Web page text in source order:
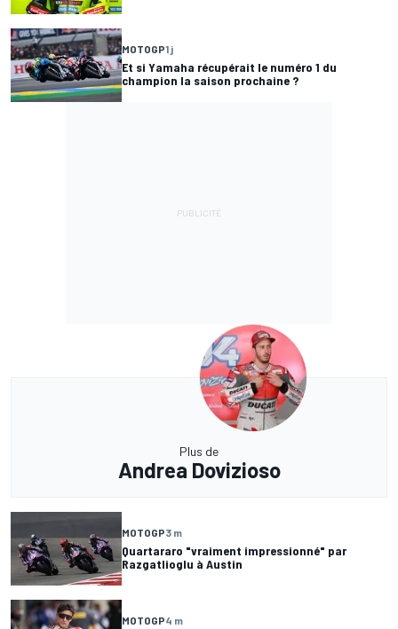
MOTOGP1 j
Et si Yamaha récupérait le numéro 1 du
champion la saison prochaine ?
Plus de
Andrea Dovizioso
MOTOGP3 m
Quartararo "vraiment impressionné" par
Razgatlioglu à Austin
MOTOGP4 m